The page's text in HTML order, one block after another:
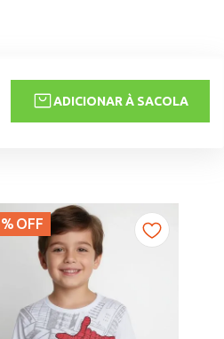
ADICIONAR À SACOLA
OFF